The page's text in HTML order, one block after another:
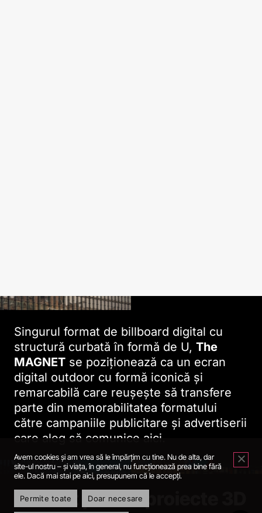
Singurul format de billboard digital cu
structură curbată în formă de U, The
MAGNET se poziţionează ca un ecran
digital outdoor cu formă iconică şi
remarcabilă care reuşeşte să transfere
parte din memorabilitatea formatului
către campaniile publicitare şi advertiserii
care aleg să comunice aici.
Perfect pentru proiecte 3D
Avem cookies și am vrea să le împărțim cu tine. Nu de alta, dar
site-ul nostru – și viața, în general, nu funcționează prea bine fără
ele. Dacă mai stai pe aici, presupunem că le accepți.
Permite toate Doar necesare